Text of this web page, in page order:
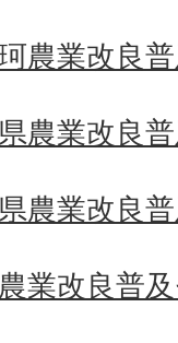
農業改良
農業改良
農業改良
業改良普